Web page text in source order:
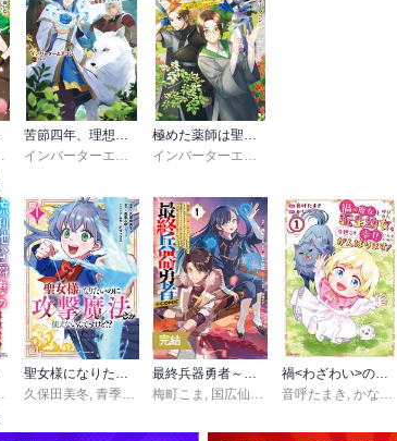
苦節四年、理想の聖女を演じるのに疲れました ～便利屋扱いする国は捨て“白魔導士”となり旅に出る～
インバーターエアコン
,アレア
極めた薬師は聖女の魔法にも負けません ～コスパ悪いとパーティ追放されたけど、事実は逆だったようです～
インバーターエアコン
聖女様になりたいのに攻撃魔法しか使えないんですけど!? THE COMIC
久保田美冬, 青季ふゆ ,ボダックス
完結
最終兵器勇者～異世界で魔王を倒した後も大人しくしていたのに、いきなり処刑されそうになったので反逆します。国を捨ててスローライフの旅に出たのですが、なんか成り行きで新世界の魔王になりそうです～@COMIC
梅町こま , 国広仙戯 和狸ナオ
禍<わざわい>の魔女と呼ばれた転生幼女、今世こそ幸せになるためにがんばります！【単行本版】
音呼たまき , かなりつ